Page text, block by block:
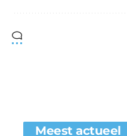
Meest actueel